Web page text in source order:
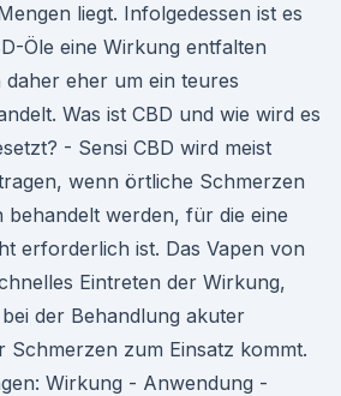
liegt. Infolgedessen ist es
Öle eine Wirkung entfalten
eher um ein teures
Was ist CBD und wie wird es
- Sensi CBD wird meist
wenn örtliche Schmerzen
behandelt werden, für die eine
erforderlich ist. Das Vapen von
Eintreten der Wirkung,
der Behandlung akuter
Schmerzen zum Einsatz kommt.
Wirkung - Anwendung -